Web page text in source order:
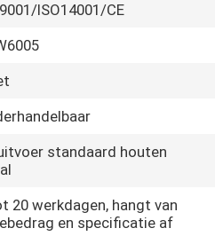
ISO14001/CE
standaard houten
20 werkdagen, hangt van
en specificatie af